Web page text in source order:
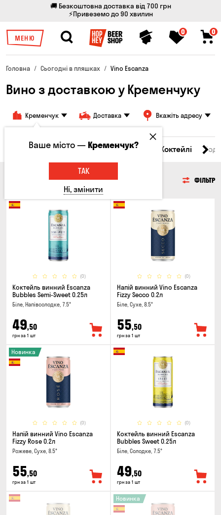
🚚 Безкоштовна доставка від 700 грн
⚡Привеземо до 90 хвилин
МЕНЮ
0 0
Головна Сьогодні в пляшках Vino Escanza
Вино з доставкою у Кременчуку
Кременчук Доставка Вкажіть адресу
Пиво Сидр Вино Віскі Коктейлі
ФІЛЬТР
(0)
Коктейль винний Escanza
Bubbles Semi-Sweet 0.25л
Біле, Напівсолодке, 7.5°
49,50
грн за 1 шт
(0)
Напій винний Vino Escanza
Fizzy Secco 0.2л
Біле, Сухе, 8.5°
55,50
грн за 1 шт
(0)
Новинка
Напій винний Vino Escanza
Fizzy Rose 0.2л
Рожеве, Сухе, 8.5°
55,50
грн за 1 шт
(0)
Коктейль винний Escanza
Bubbles Sweet 0.25л
Біле, Солодке, 7.5°
49,50
грн за 1 шт
Новинка
Ваше місто —Кременчук?
ТАК
Ні, змінити